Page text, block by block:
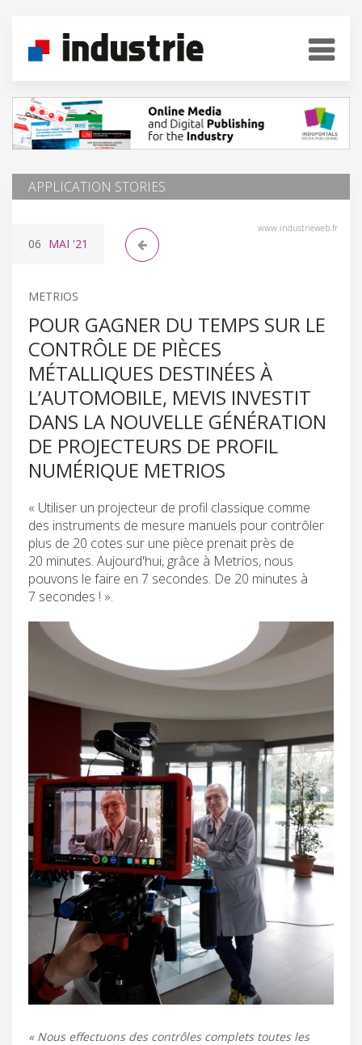
APPLICATION STORIES
www.industrieweb.fr
06 MAI '21
METRIOS
POUR GAGNER DU TEMPS SUR LE
CONTRÔLE DE PIÈCES
MÉTALLIQUES DESTINÉES À
L’AUTOMOBILE, MEVIS INVESTIT
DANS LA NOUVELLE GÉNÉRATION
DE PROJECTEURS DE PROFIL
NUMÉRIQUE METRIOS
« Utiliser un projecteur de profil classique comme
des instruments de mesure manuels pour contrôler
plus de 20 cotes sur une pièce prenait près de
20 minutes. Aujourd'hui, grâce à Metrios, nous
pouvons le faire en 7 secondes. De 20 minutes à
7 secondes ! ».
« Nous effectuons des contrôles complets toutes les